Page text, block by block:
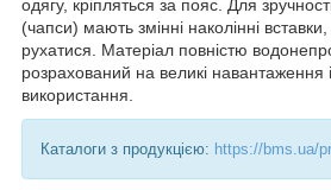
одягу, кріпляться за пояс. Для
(чапси) мають змінні наколінні
рухатися. Матеріал повністю
розрахований на великі навантаження
використання.
Каталоги з продукцією: https://bms.ua/